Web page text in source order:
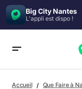
Big City Nantes
L'appli est dispo !
Accueil Que Faire à